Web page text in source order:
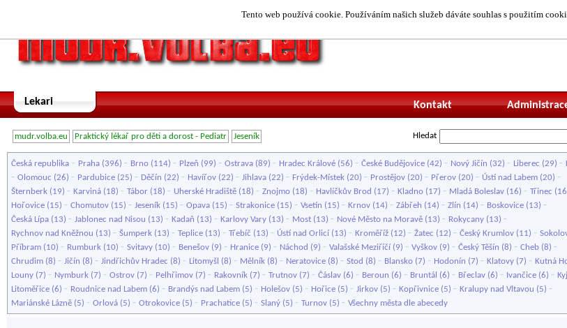
Tento web používá cookie. Používáním našich služeb dáváte souhlas s použitím
Lekari Kontakt
mudr.volba.eu Praktický lékař pro děti a dorost - Pediatr Jeseník Hledat
Česká republika - Praha (396) - Brno (114) - Plzeň (99) - Ostrava (89) - Hradec Králové (56) - České Budějovice (42) - Nový Jičín (32) - Liberec (29) -
- Olomouc (26) - Pardubice (25) - Děčín (22) - Havířov (22) - Jihlava (22) - Frýdek-Místek (20) - Prostějov (20) - Přerov (20) - Ústí nad Labem (20) -
Šternberk (19) - Karviná (18) - Tábor (18) - Uherské Hradiště (18) - Znojmo (18) - Havlíčkův Brod (17) - Kladno (17) - Mladá Boleslav (16) - Třinec
Hořovice (15) - Chomutov (15) - Jeseník (15) - Opava (15) - Strakonice (15) - Vsetín (15) - Krnov (14) - Zábřeh (14) - Zlín (14) - Boskovice (13) -
Česká Lípa (13) - Jablonec nad Nisou (13) - Kadaň (13) - Karlovy Vary (13) - Most (13) - Nové Město na Moravě (13) - Rokycany (13) -
Rychnov nad Kněžnou (13) - Šumperk (13) - Teplice (13) - Třebíč (13) - Ústí nad Orlicí (13) - Kroměříž (12) - Žatec (12) - Český Krumlov (11) -
Příbram (10) - Rumburk (10) - Svitavy (10) - Benešov (9) - Hranice (9) - Náchod (9) - Valašské Meziříčí (9) - Vyškov (9) - Český Těšín (8) - Cheb (8) -
Chrudim (8) - Jičín (8) - Jindřichův Hradec (8) - Litomyšl (8) - Mělník (8) - Neratovice (8) - Stod (8) - Blansko (7) - Hodonín (7) - Klatovy (7) - Kutná
Louny (7) - Nymburk (7) - Ostrov (7) - Pelhřimov (7) - Rakovník (7) - Trutnov (7) - Čáslav (6) - Beroun (6) - Bruntál (6) - Břeclav (6) - Ivančice (6) -
Litoměřice (6) - Roudnice nad Labem (6) - Brandýs nad Labem (5) - Holešov (5) - Hořice (5) - Jirkov (5) - Kopřivnice (5) - Kralupy nad Vltavou (5) -
Mariánské Lázně (5) - Orlová (5) - Otrokovice (5) - Prachatice (5) - Slaný (5) - Turnov (5) - Všechny města dle abecedy